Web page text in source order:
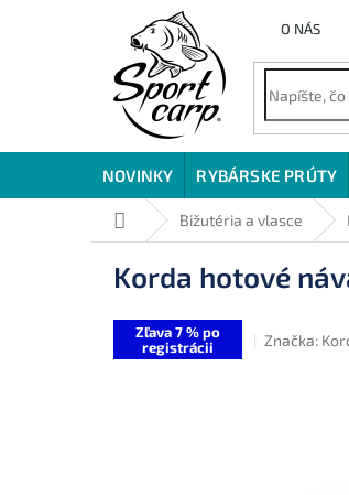
O NÁS
NOVINKY RYBÁRSKE PRÚTY
DomovBižutéria a vlasce
Korda hotové
Zľava 7 % po
registrácii
Značka: